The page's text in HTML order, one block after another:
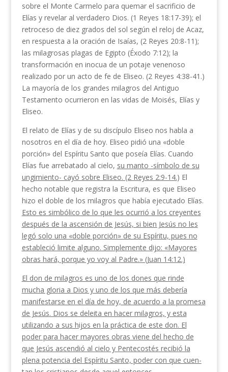
sobre el Monte Carmelo para que­mar el sacrificio de
Elías y revelar al verdadero Dios. (1 Reyes 18:17-39); el
retroceso de diez grados del sol según el reloj de Acaz,
en respuesta a la oración de Isaías, (2 Reyes 20:8-11);
las milagrosas plagas de Egipto (Éxodo 7:12); la
transformación en ino­cua de un potaje venenoso
realizado por un acto de fe de Eliseo. (2 Reyes 4:38-41.)
La mayoría de los grandes milagros del Antiguo
Testamento ocurrieron en las vidas de Moisés, Elías y
Eliseo.
El relato de Elías y de su discípulo Eliseo nos habla a
nosotros en el día de hoy. Eliseo pidió una «doble
porción» del Espíritu Santo que poseía Elías. Cuando
Elías fue arrebatado al cielo, su manto -símbolo de su
ungimiento- cayó sobre Eliseo. (2 Reyes 2:9-14.) El
hecho notable que registra la Escritura, es que Eliseo
hizo el doble de los milagros que había ejecutado Elías.
Esto es simbólico de lo que les ocurrió a los creyentes
después de la ascensión de Jesús, si bien Jesús no les
legó solo una «doble porción» de su Espíritu, pues no
estableció limite al­guno. Simplemente dijo: «Mayores
obras hará, porque yo voy al Padre.» (Juan 14:12.)
El don de milagros es uno de los dones que rinde
mucha gloria a Dios y uno de los que más debería
manifestarse en el día de hoy, de acuerdo a la pro­mesa
de Jesús. Dios se deleita en hacer milagros, y esta
utilizando a sus hijos en la práctica de este don. El
poder para hacer mayores obras viene del hecho de
que Jesús ascendió al cielo y Pentecostés recibió la
plena potencia del Espíritu Santo, poder con que cuen­